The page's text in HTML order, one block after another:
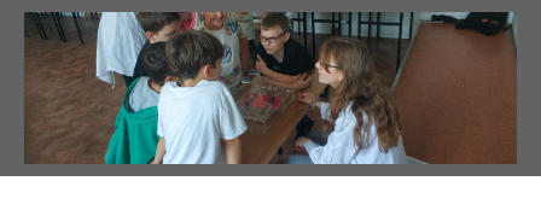
Przejdź
treści